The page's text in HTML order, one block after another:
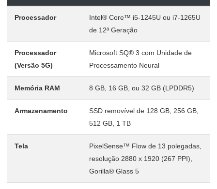
Processador
Intel® Core™ i5-1245U ou i7-1265U
de 12ª Geração
Processador
(Versão 5G)
Microsoft SQ® 3 com Unidade de
Processamento Neural
Memória RAM 8 GB, 16 GB, ou 32 GB (LPDDR5)
Armazenamento
SSD removível de 128 GB, 256 GB,
512 GB, 1 TB
Tela
PixelSense™ Flow de 13 polegadas,
resolução 2880 x 1920 (267 PPI),
Gorilla® Glass 5